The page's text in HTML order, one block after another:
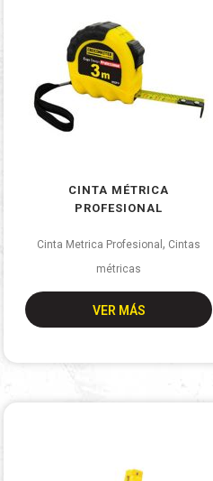
CINTA MÉTRICA
PROFESIONAL
Cinta Metrica Profesional, Cintas
métricas
VER MÁS